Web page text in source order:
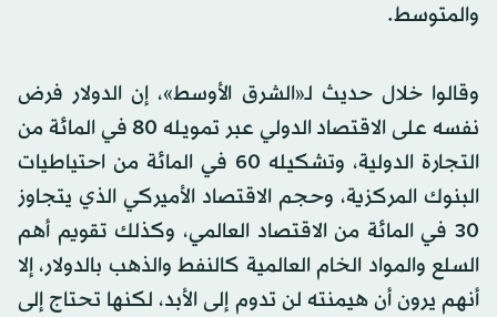
والمتوسط.
وقالوا خلال حديث لـ«الشرق الأوسط»، إن الدولار فرض
نفسه على الاقتصاد الدولي عبر تمويله 80 في المائة من
التجارة الدولية، وتشكيله 60 في المائة من احتياطيات
البنوك المركزية، وحجم الاقتصاد الأميركي الذي يتجاوز
30 في المائة من الاقتصاد العالمي، وكذلك تقويم أهم
السلع والمواد الخام العالمية كالنفط والذهب بالدولار، إلا
أنهم يرون أن هيمنته لن تدوم إلى الأبد، لكنها تحتاج إلى